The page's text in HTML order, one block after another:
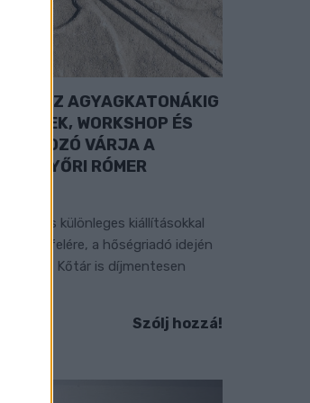
AZ AGYAGKATONÁKIG
WORKSHOP ÉS
VÁRJA A
A GYŐRI RÓMER
és különleges kiállításokkal
felére, a hőségriadó idején
– Kőtár is díjmentesen
Szólj hozzá!